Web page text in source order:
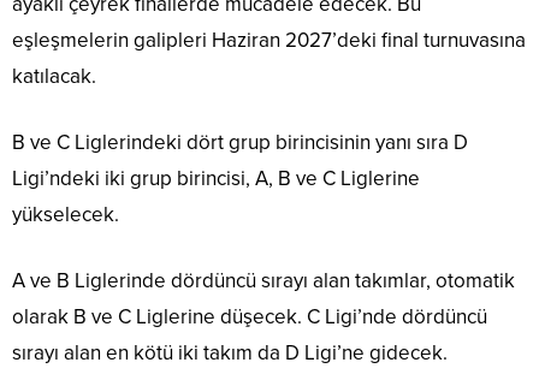
eşleşmelerin galipleri Haziran 2027’deki final turnuvasına
katılacak.
B ve C Liglerindeki dört grup birincisinin yanı sıra D
Ligi’ndeki iki grup birincisi, A, B ve C Liglerine
yükselecek.
A ve B Liglerinde dördüncü sırayı alan takımlar, otomatik
olarak B ve C Liglerine düşecek. C Ligi’nde dördüncü
sırayı alan en kötü iki takım da D Ligi’ne gidecek.